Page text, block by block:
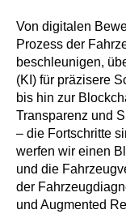
Von digitalen
Prozess der
beschleunigen,
(KI) für präzisere
bis hin zur
Transparenz und
– die Fortschritte
werfen wir einen
und die
der
und Augmented